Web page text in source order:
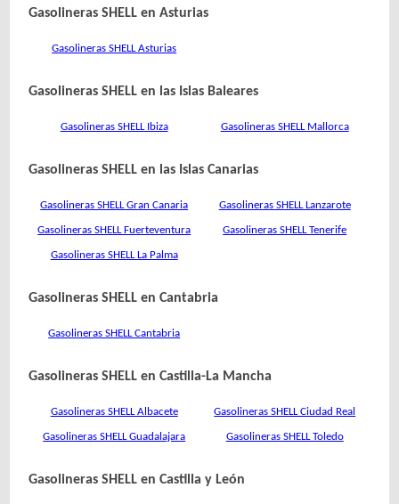
Gasolineras SHELL en Asturias
Gasolineras SHELL Asturias
Gasolineras SHELL en las Islas Baleares
Gasolineras SHELL Ibiza Gasolineras SHELL Mallorca
Gasolineras SHELL en las Islas Canarias
Gasolineras SHELL Gran Canaria Gasolineras SHELL Lanzarote
Gasolineras SHELL Fuerteventura Gasolineras SHELL Tenerife
Gasolineras SHELL La Palma
Gasolineras SHELL en Cantabria
Gasolineras SHELL Cantabria
Gasolineras SHELL en Castilla-La Mancha
Gasolineras SHELL Albacete Gasolineras SHELL Ciudad Real
Gasolineras SHELL Guadalajara Gasolineras SHELL Toledo
Gasolineras SHELL en Castilla y León